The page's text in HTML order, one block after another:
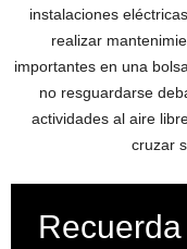
instalaciones
realizar
importantes en una
no resguardarse
actividades al aire
cruzar